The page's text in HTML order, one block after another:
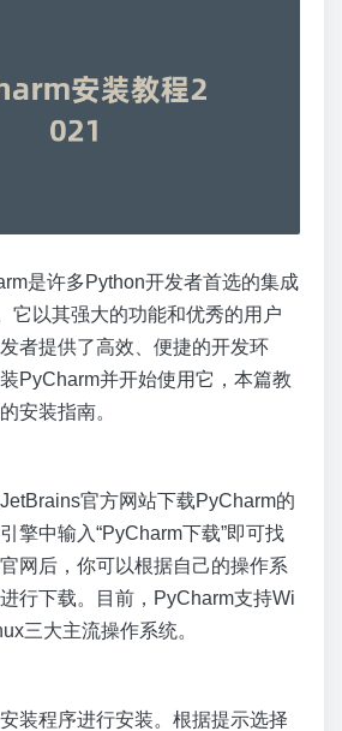
是许多Python开发者首选的集成
它以其强大的功能和优秀的用户
者提供了高效、便捷的开发环
PyCharm并开始使用它，本篇教
安装指南。
官方网站下载PyCharm的
擎中输入“PyCharm下载”即可找
网后，你可以根据自己的操作系
行下载。目前，PyCharm支持Wi
三大主流操作系统。
装程序进行安装。根据提示选择